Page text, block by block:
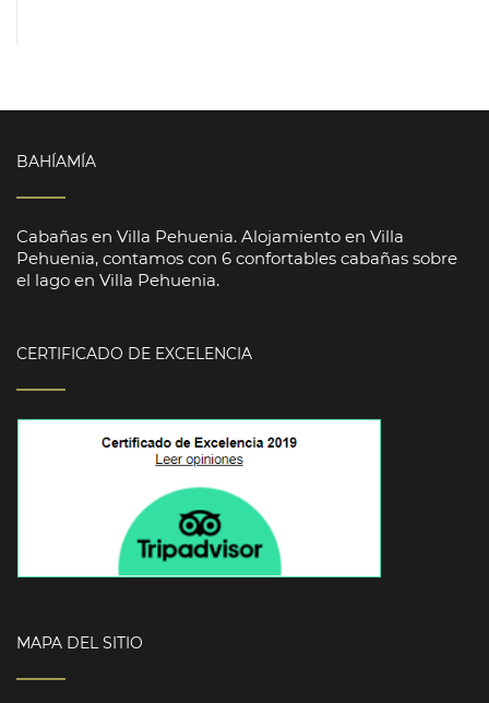
BAHÍAMÍA
Cabañas en Villa Pehuenia. Alojamiento en Villa
Pehuenia, contamos con 6 confortables cabañas sobre
el lago en Villa Pehuenia.
CERTIFICADO DE EXCELENCIA
MAPA DEL SITIO